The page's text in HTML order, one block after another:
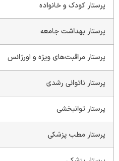
پرستار کودک و خانواده
پرستار بهداشت جامعه
پرستار مراقبت‌های ویژه و اورژانس
پرستار ناتوانی رشدی
پرستار توانبخشی
پرستار مطب پزشکی